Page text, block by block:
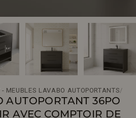
- MEUBLES LAVABO AUTOPORTANTS/
AUTOPORTANT 36PO
AVEC COMPTOIR DE